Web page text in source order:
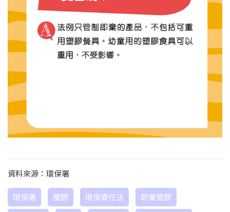
資料來源：環保署
環保署 塑膠 環保責任法
即棄塑膠